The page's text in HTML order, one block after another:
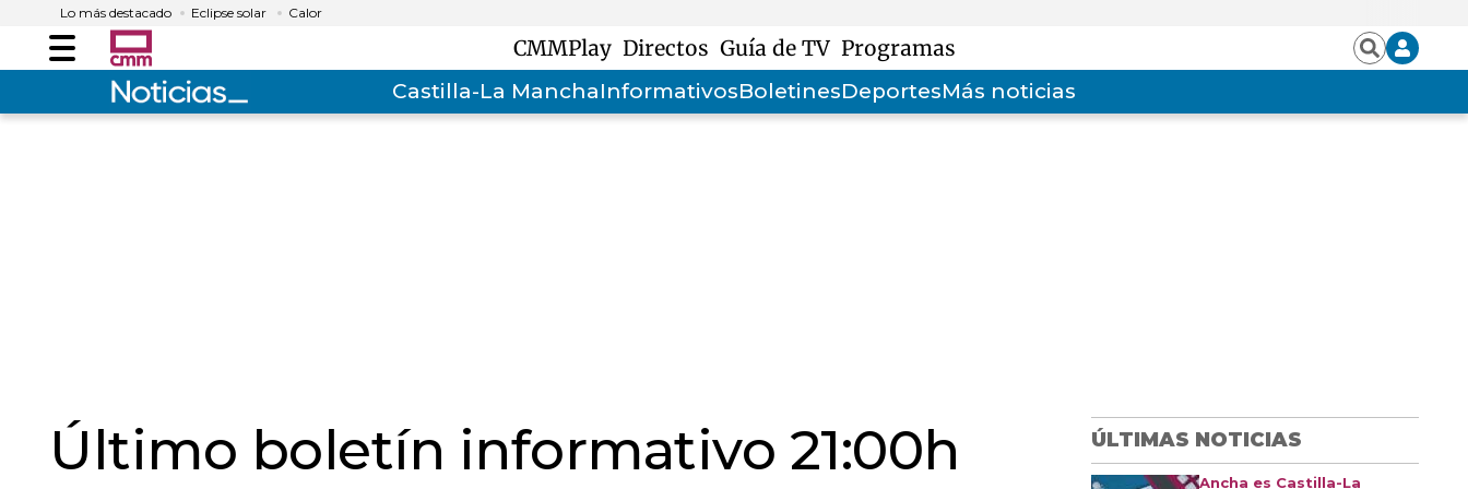
Lo más destacado Eclipse solar Calor
Menú CMMPlay Directos Guía de TV Programas BuscarIniciar
sesión
Castilla-La ManchaInformativosBoletinesDeportesMás noticias
Último boletín informativo 21:00h
ÚLTIMAS NOTICIAS
Ancha es Castilla-La